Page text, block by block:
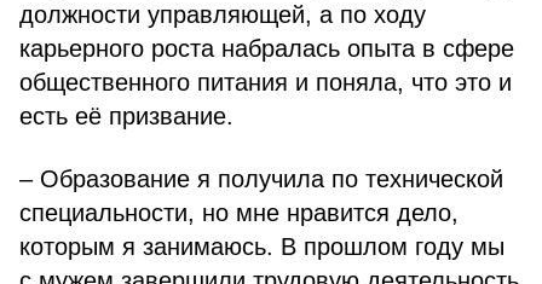
должности управляющей, а по ходу
карьерного роста набралась опыта в сфере
общественного питания и поняла, что это и
есть её призвание.
– Образование я получила по технической
специальности, но мне нравится дело,
которым я занимаюсь. В прошлом году мы